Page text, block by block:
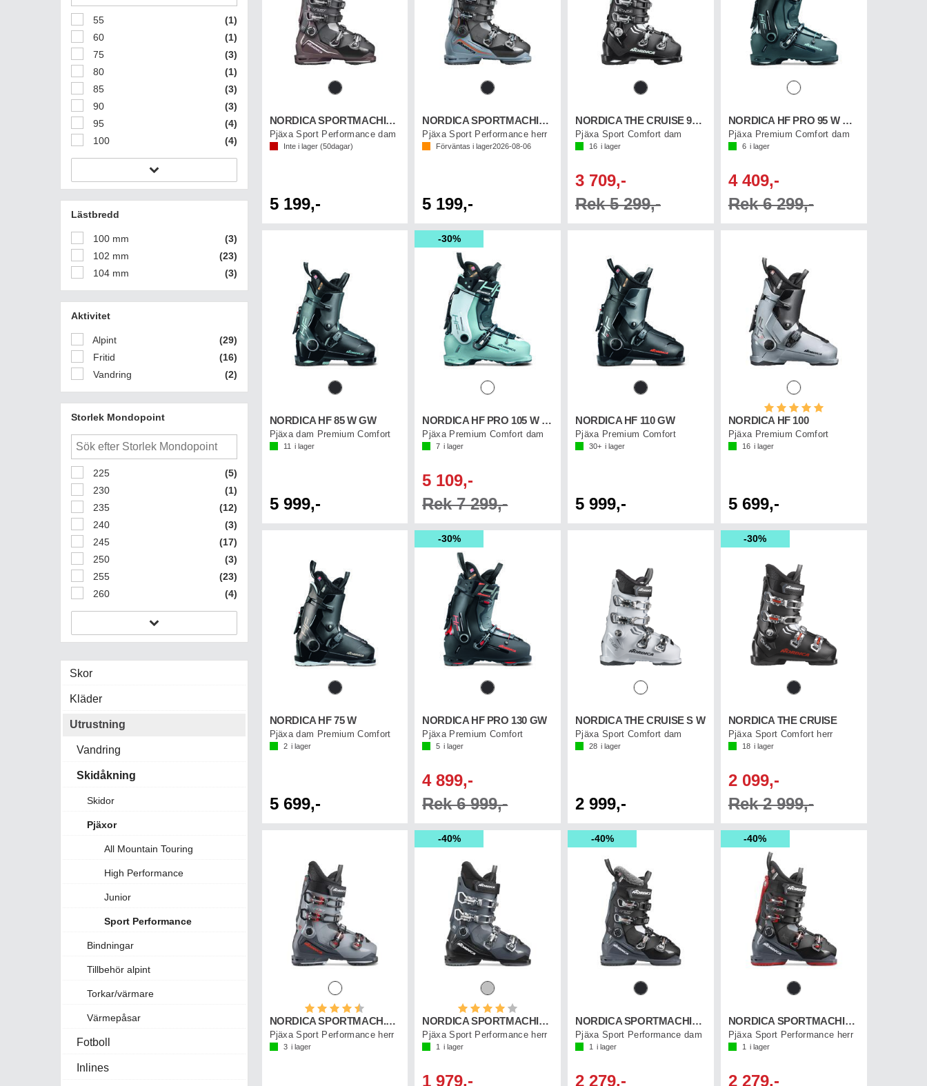
55
(1)
60
(1)
75
(3)
80
(1)
85
(3)
90
(3)
95
(4)
100
(4)
Lästbredd
100 mm
(3)
102 mm
(23)
104 mm
(3)
Aktivitet
Alpint
(29)
Fritid
(16)
Vandring
(2)
Storlek Mondopoint
225
(5)
230
(1)
235
(12)
240
(3)
245
(17)
250
(3)
255
(23)
260
(4)
Skor
Kläder
Utrustning
Vandring
Skidåkning
Skidor
Pjäxor
All Mountain Touring
High Performance
Junior
Sport Performance
Bindningar
Tillbehör alpint
Torkar/värmare
Värmepåsar
Fotboll
Inlines
NORDICA SPORTMACHINE 3 95 W GW
Pjäxa Sport Performance dam
Inte i lager (50dagar)
5 199,-
NORDICA SPORTMACHINE 3 110 GW
Pjäxa Sport Performance herr
Förväntas i lager2026-08-06
5 199,-
NORDICA THE CRUISE 95 W GW
Pjäxa Sport Comfort dam
16 i lager
3 709,-
Rek 5 299,-
NORDICA HF PRO 95 W GW
Pjäxa Premium Comfort dam
6 i lager
4 409,-
Rek 6 299,-
NORDICA HF 85 W GW
Pjäxa dam Premium Comfort
11 i lager
5 999,-
30%
NORDICA HF PRO 105 W GW
Pjäxa Premium Comfort dam
7 i lager
5 109,-
Rek 7 299,-
NORDICA HF 110 GW
Pjäxa Premium Comfort
30+ i lager
5 999,-
Betyg:
NORDICA HF 100
Pjäxa Premium Comfort
16 i lager
5 699,-
NORDICA HF 75 W
Pjäxa dam Premium Comfort
2 i lager
5 699,-
30%
NORDICA HF PRO 130 GW
Pjäxa Premium Comfort
5 i lager
4 899,-
Rek 6 999,-
NORDICA THE CRUISE S W
Pjäxa Sport Comfort dam
28 i lager
2 999,-
30%
NORDICA THE CRUISE
Pjäxa Sport Comfort herr
18 i lager
2 099,-
Rek 2 999,-
Betyg:
NORDICA SPORTMACH.3 90 X GW
Pjäxa Sport Performance herr
3 i lager
40%
Betyg:
NORDICA SPORTMACHINE 3 80
Pjäxa Sport Performance herr
1 i lager
1 979,-
40%
NORDICA SPORTMACHINE 3 75 W
Pjäxa Sport Performance dam
1 i lager
2 279,-
40%
NORDICA SPORTMACHINE 3 90
Pjäxa Sport Performance herr
1 i lager
2 279,-